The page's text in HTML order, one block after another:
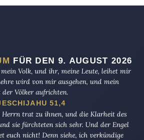
FÜR DEN 9. AUGUST 2026
Volk, und ihr, meine Leute, leihet mir
wird von mir ausgehen, und mein
Völker aufrichten.
51,4
Herrn trat zu ihnen, und die Klarheit des
sie fürchteten sich sehr. Und der Engel
euch nicht! Denn siehe, ich verkündige